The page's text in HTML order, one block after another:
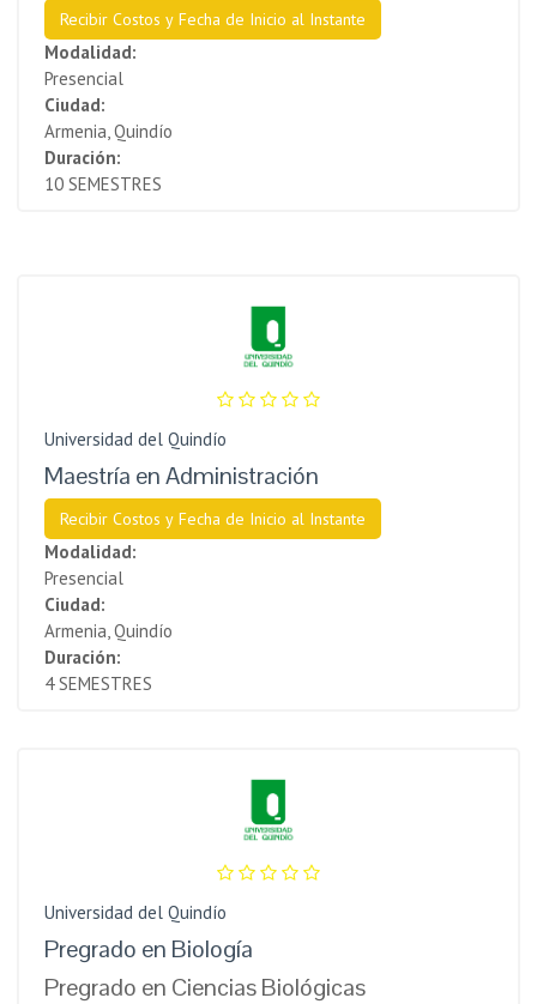
Recibir Costos y Fecha de Inicio al Instante
Modalidad:
Presencial
Ciudad:
Armenia, Quindío
Duración:
10 SEMESTRES
Universidad del Quindío
Maestría en Administración
Recibir Costos y Fecha de Inicio al Instante
Modalidad:
Presencial
Ciudad:
Armenia, Quindío
Duración:
4 SEMESTRES
Universidad del Quindío
Pregrado en Biología
Pregrado en Ciencias Biológicas